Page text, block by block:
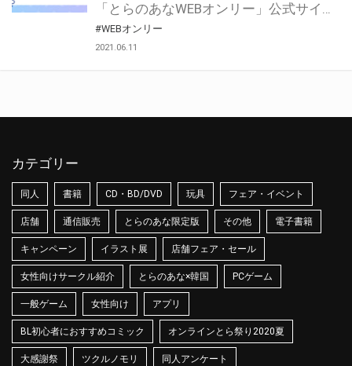
「とらのあなWEBオンリー」公式サイトでとらのあな通販の「割引クーポン」を配布中！ イベントごとに開催当日限定で使える割引クーポンのシリアルコードを発行します。 とらのあなWEBオンリーのページをチェックして、イベント当日にお得にお買い物を楽しみましょう♪ ※本キャンペーンは予告なく終了する場合がございます。 とらのあなWEBオンリーサイトはこちら
#WEBオンリー
2021.06.11
カテゴリー
同人 書籍 CD・BD/DVD 玩具 フェア・イベント
店舗 通信販売 とらのあな限定版 その他 電子書籍
キャンペーン イラスト展 店舗フェア・セール
女性向けサークル紹介 とらのあな×韓国 PCゲーム
一般ゲーム 女性向け アプリ
BL初心者におすすめコミック オンラインとら祭り2020夏
大感謝祭 ツクルノモリ 同人アンケート